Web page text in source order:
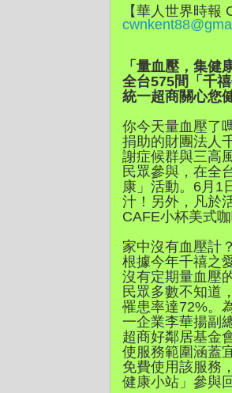
【華人世界時
「量血壓，集
全台575間「千
統一超商關心您
你今天量血壓了
捐助的財團法人
謝症候群與三高
民眾參與，在全
康」活動。6月1
汁！另外，凡於
CAFE小杯美式
家中沒有血壓計
根據今年千禧之
沒有定期量血壓
民眾多數不知道
罹患率達72%。
一企業李華揚副
超商好鄰居基金
使服務範圍涵蓋
免費使用該服務
健康小站」參與